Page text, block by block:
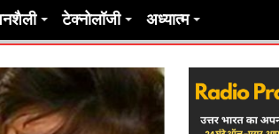
टेक्नोलॉजी अध्यात्म